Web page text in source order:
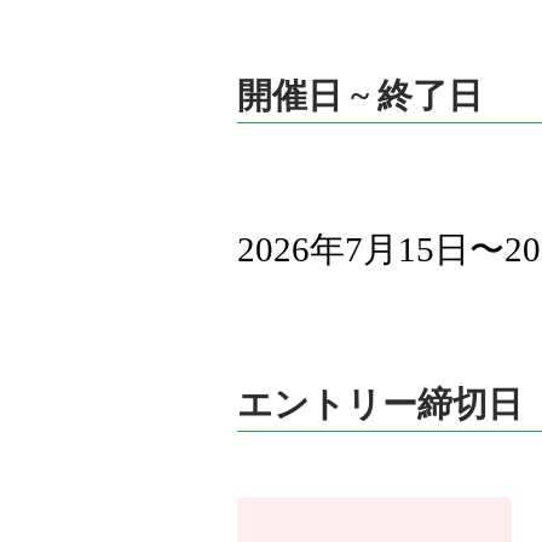
開催日 ~ 終了日
2026年7月15日〜
エントリー締切日